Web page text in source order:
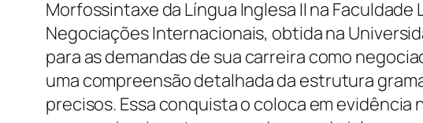
Morfossintaxe da Língua Inglesa II na
Negociações Internacionais, obtida na
para as demandas de sua carreira como
uma compreensão detalhada da estrutura
precisos. Essa conquista o coloca em